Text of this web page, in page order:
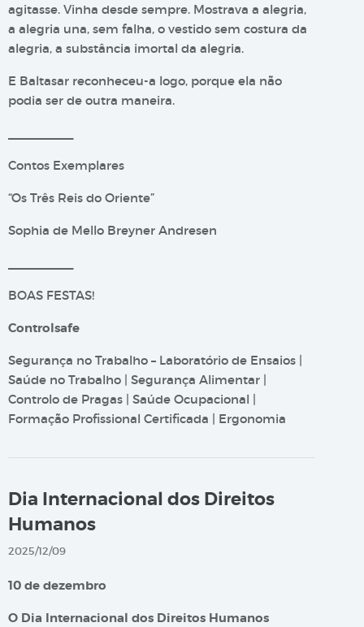
agitasse. Vinha desde sempre. Mostrava a alegria,
a alegria una, sem falha, o vestido sem costura da
alegria, a substância imortal da alegria.
E Baltasar reconheceu-a logo, porque ela não
podia ser de outra maneira.
Contos Exemplares
“Os Três Reis do Oriente”
Sophia de Mello Breyner Andresen
BOAS FESTAS!
Controlsafe
Segurança no Trabalho – Laboratório de Ensaios |
Saúde no Trabalho | Segurança Alimentar |
Controlo de Pragas | Saúde Ocupacional |
Formação Profissional Certificada | Ergonomia
Dia Internacional dos Direitos
Humanos
2025/12/09
10 de dezembro
O Dia Internacional dos Direitos Humanos